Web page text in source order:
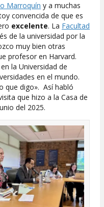
Marroquín y a muchas
convencida de que es
excelente. La Facultad
de la universidad por la
muy bien otras
profesor en Harvard.
la Universidad de
en el mundo.
que digo». Así habló
que hizo a la Casa de
del 2025.